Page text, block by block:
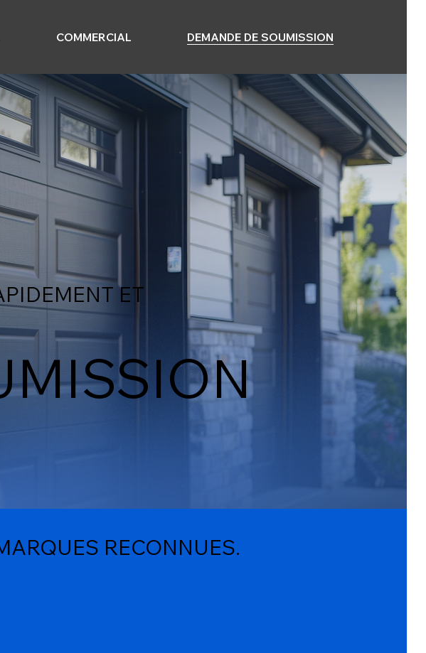
COMMERCIAL DEMANDE DE SOUMISSION
ET
RECONNUES.